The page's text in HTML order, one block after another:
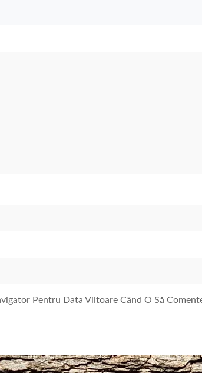
Pentru Data Viitoare Când O Să